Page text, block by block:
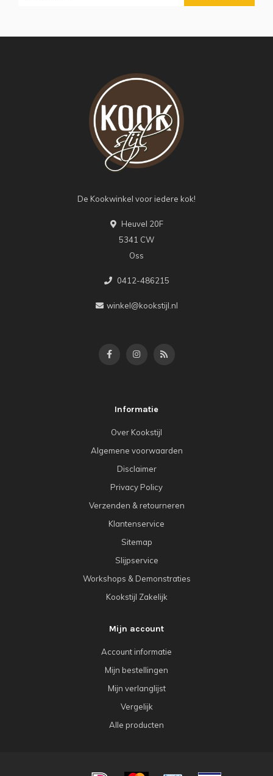
De Kookwinkel voor iedere kok!
Heuvel 20F
5341 CW
Oss
0412-486215
winkel@kookstijl.nl
Informatie
Over Kookstijl
Algemene voorwaarden
Disclaimer
Privacy Policy
Verzenden & retourneren
Klantenservice
Sitemap
Slijpservice
Workshops & Demonstraties
Kookstijl Zakelijk
Mijn account
Account informatie
Mijn bestellingen
Mijn verlanglijst
Vergelijk
Alle producten